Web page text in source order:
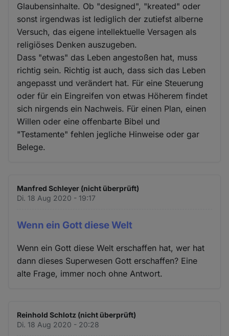
Glaubensinhalte. Ob "designed", "kreated" oder
sonst irgendwas ist lediglich der zutiefst alberne
Versuch, das eigene intellektuelle Versagen als
religiöses Denken auszugeben.
Dass "etwas" das Leben angestoßen hat, muss
richtig sein. Richtig ist auch, dass sich das Leben
angepasst und verändert hat. Für eine Steuerung
oder für ein Eingreifen von etwas Höherem findet
sich nirgends ein Nachweis. Für einen Plan, einen
Willen oder eine offenbarte Bibel und
"Testamente" fehlen jegliche Hinweise oder gar
Belege.
Manfred Schleyer (nicht überprüft)
Di. 18 Aug 2020 - 19:17
Wenn ein Gott diese Welt
Wenn ein Gott diese Welt erschaffen hat, wer hat
dann dieses Superwesen Gott erschaffen? Eine
alte Frage, immer noch ohne Antwort.
Reinhold Schlotz (nicht überprüft)
Di. 18 Aug 2020 - 20:28